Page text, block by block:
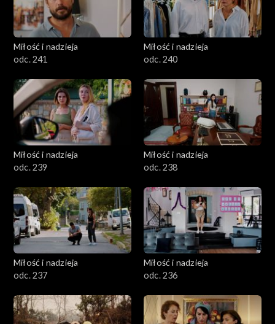
Miłość i nadzieja
odc. 241
Miłość i nadzieja
odc. 240
Miłość i nadzieja
odc. 239
Miłość i nadzieja
odc. 238
Miłość i nadzieja
odc. 237
Miłość i nadzieja
odc. 236